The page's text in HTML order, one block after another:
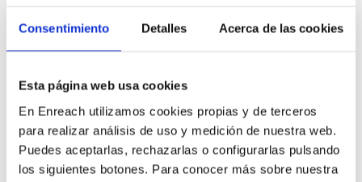
Consentimiento Detalles Acerca de las cookies
Esta página web usa cookies
En Enreach utilizamos cookies propias y de terceros
para realizar análisis de uso y medición de nuestra web.
Puedes aceptarlas, rechazarlas o configurarlas pulsando
los siguientes botones. Para conocer más sobre nuestra
els agents remots estan atenent una trucada. El que no
pot és comprovar la qualitat de la trucada. Com
de compliment del contact center i no perden la
paciència amb els clients?Les noves tecnologies de
software ofereixen un control de qualitat
automatitzat en el 100% de les trucades.